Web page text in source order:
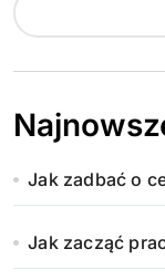
Jak zadbać o
Jak zacząć